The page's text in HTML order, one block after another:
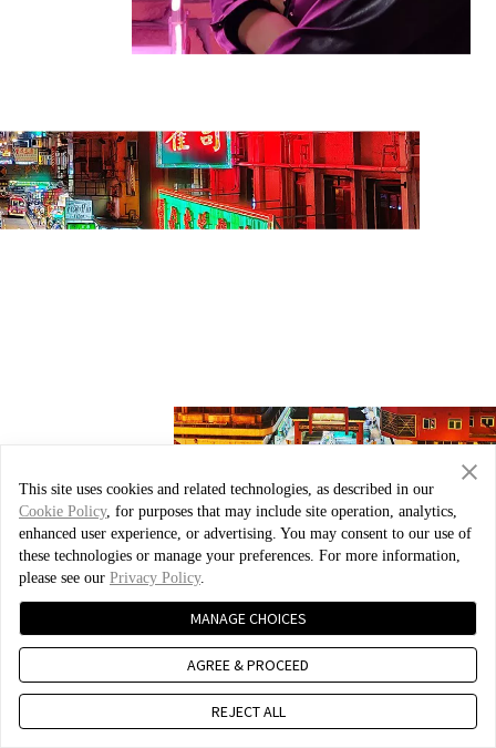
This site uses cookies and related technologies, as described in our
Cookie Policy, for purposes that may include site operation, analytics,
enhanced user experience, or advertising. You may consent to our use of
these technologies or manage your preferences. For more information,
please see our Privacy Policy.
MANAGE CHOICES
AGREE & PROCEED
REJECT ALL